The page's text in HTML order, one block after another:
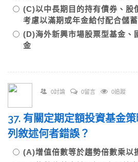
(C)以中長期目的持有債券、股
考慮以滿期或年金給付配合儲
(D)海外新興市場股票型基金、
金
0討論 0留言 0追蹤
37. 有關定期定額投資基金
列敘述何者錯誤？
(A)增值倍數等於趨勢倍數乘以